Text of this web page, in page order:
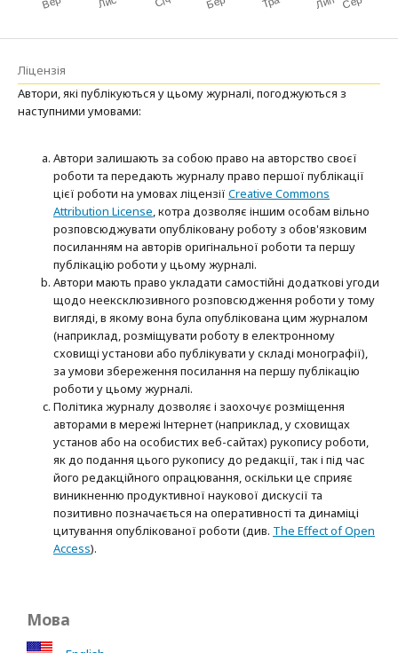
Ліцензія
Автори, які публікуються у цьому журналі, погоджуються з
наступними умовами:
Автори залишають за собою право на авторство своєї
роботи та передають журналу право першої публікації
цієї роботи на умовах ліцензії Creative Commons
Attribution License , котра дозволяє іншим особам вільно
розповсюджувати опубліковану роботу з обов'язковим
посиланням на авторів оригінальної роботи та першу
публікацію роботи у цьому журналі.
Автори мають право укладати самостійні додаткові угоди
щодо неексклюзивного розповсюдження роботи у тому
вигляді, в якому вона була опублікована цим журналом
(наприклад, розміщувати роботу в електронному
сховищі установи або публікувати у складі монографії),
за умови збереження посилання на першу публікацію
роботи у цьому журналі.
Політика журналу дозволяє і заохочує розміщення
авторами в мережі Інтернет (наприклад, у сховищах
установ або на особистих веб-сайтах) рукопису роботи,
як до подання цього рукопису до редакції, так і під час
його редакційного опрацювання, оскільки це сприяє
виникненню продуктивної наукової дискусії та
позитивно позначається на оперативності та динаміці
цитування опублікованої роботи (див. The Effect of Open
Access).
Мова